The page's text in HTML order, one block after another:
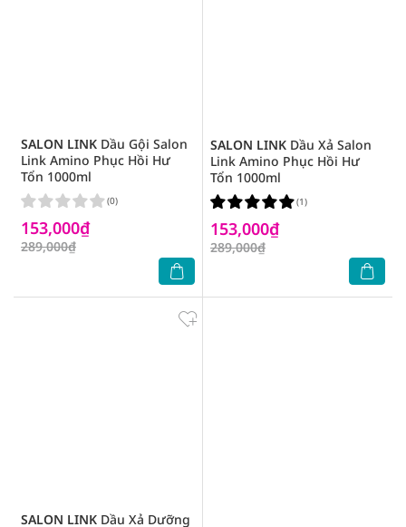
SALON LINK Dầu Gội Salon
Link Amino Phục Hồi Hư
Tổn 1000ml
153,000₫
289,000₫
(0)
SALON LINK Dầu Xả Salon
Link Amino Phục Hồi Hư
Tổn 1000ml
153,000₫
289,000₫
(1)
SALON LINK Dầu Xả Dưỡng